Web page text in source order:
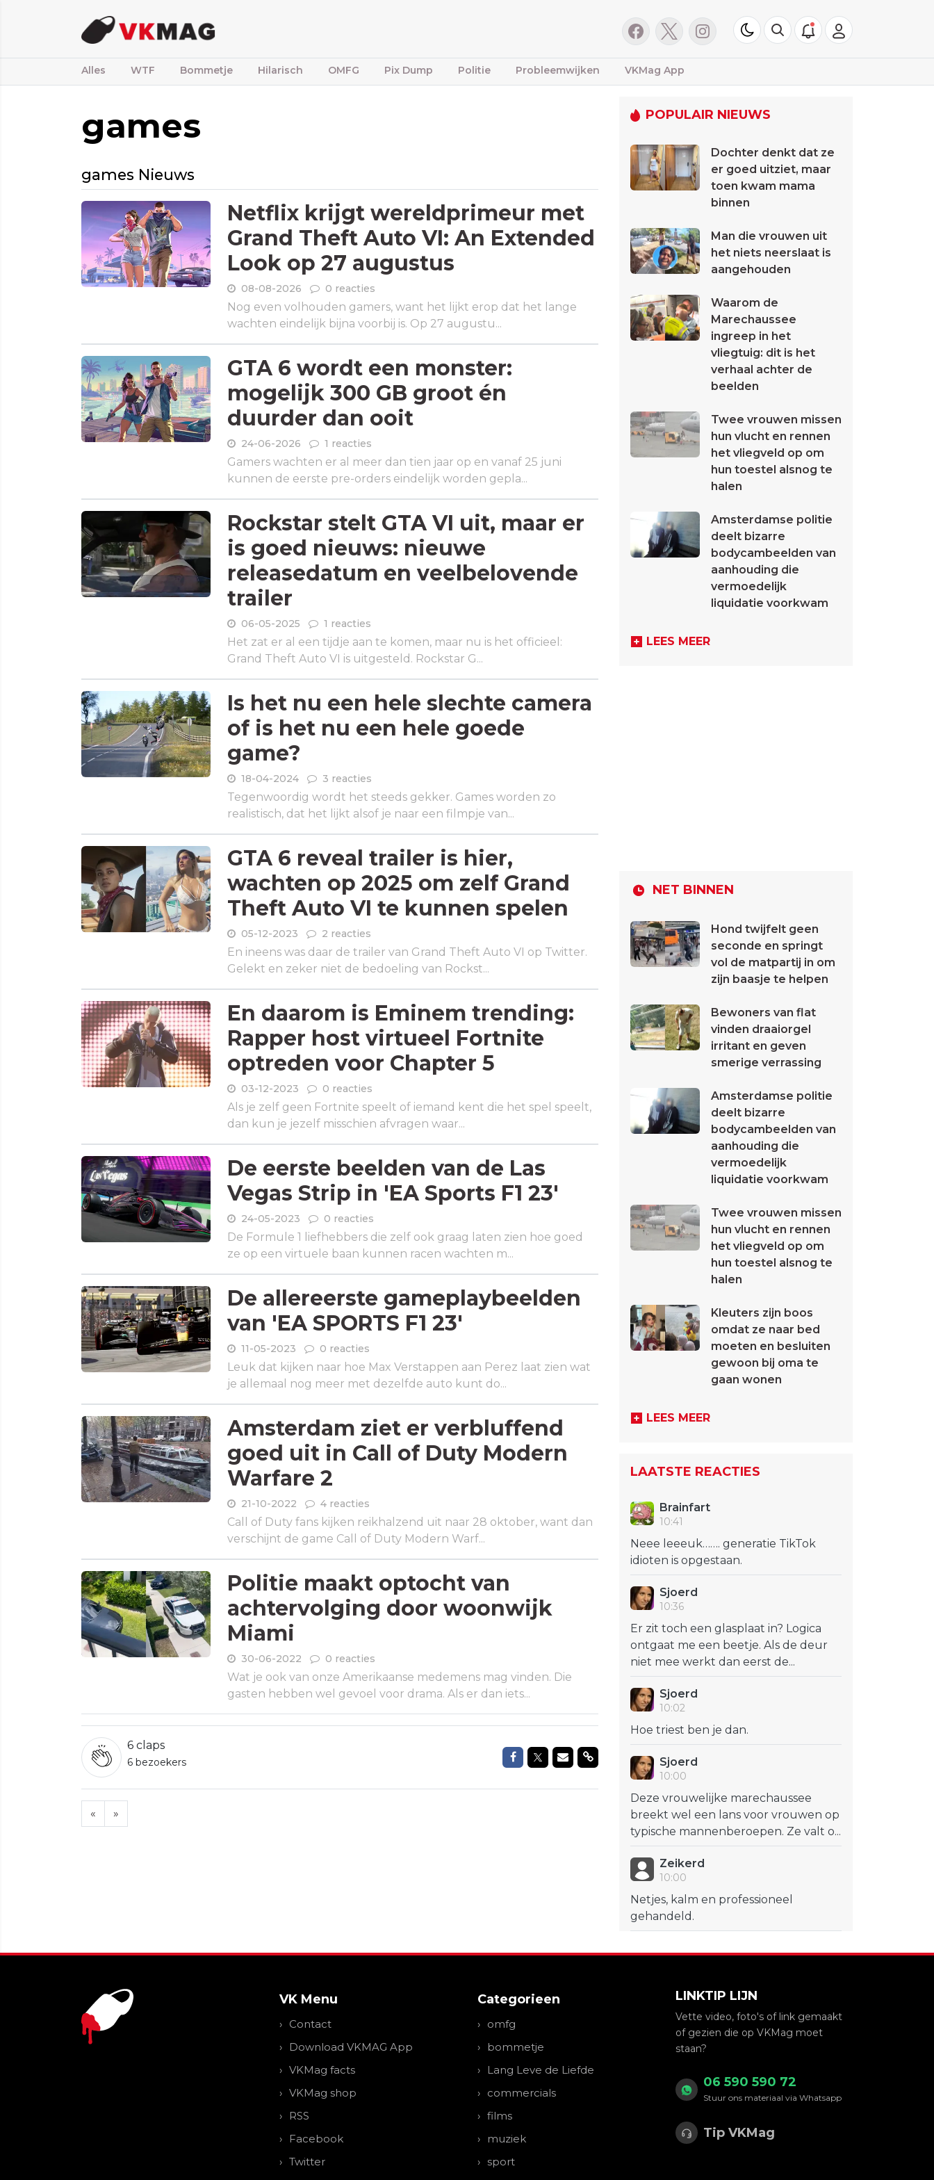
Alles WTF Bommetje Hilarisch OMFG Pix Dump Politie Probleemwijken VKMag App
games
games Nieuws
Netflix krijgt wereldprimeur met
Grand Theft Auto VI: An Extended
Look op 27 augustus
08-08-2026 0 reacties
Nog even volhouden gamers, want het lijkt erop dat het lange
wachten eindelijk bijna voorbij is. Op 27 augustu...
GTA 6 wordt een monster:
mogelijk 300 GB groot én
duurder dan ooit
24-06-2026 1 reacties
Gamers wachten er al meer dan tien jaar op en vanaf 25 juni
kunnen de eerste pre-orders eindelijk worden gepla...
Rockstar stelt GTA VI uit, maar er
is goed nieuws: nieuwe
releasedatum en veelbelovende
trailer
06-05-2025 1 reacties
Het zat er al een tijdje aan te komen, maar nu is het officieel:
Grand Theft Auto VI is uitgesteld. Rockstar G...
Is het nu een hele slechte camera
of is het nu een hele goede
game?
18-04-2024 3 reacties
Tegenwoordig wordt het steeds gekker. Games worden zo
realistisch, dat het lijkt alsof je naar een filmpje van...
GTA 6 reveal trailer is hier,
wachten op 2025 om zelf Grand
Theft Auto VI te kunnen spelen
05-12-2023 2 reacties
En ineens was daar de trailer van Grand Theft Auto VI op Twitter.
Gelekt en zeker niet de bedoeling van Rockst...
En daarom is Eminem trending:
Rapper host virtueel Fortnite
optreden voor Chapter 5
03-12-2023 0 reacties
Als je zelf geen Fortnite speelt of iemand kent die het spel speelt,
dan kun je jezelf misschien afvragen waar...
De eerste beelden van de Las
Vegas Strip in 'EA Sports F1 23'
24-05-2023 0 reacties
De Formule 1 liefhebbers die zelf ook graag laten zien hoe goed
ze op een virtuele baan kunnen racen wachten m...
De allereerste gameplaybeelden
van 'EA SPORTS F1 23'
11-05-2023 0 reacties
Leuk dat kijken naar hoe Max Verstappen aan Perez laat zien wat
je allemaal nog meer met dezelfde auto kunt do...
Amsterdam ziet er verbluffend
goed uit in Call of Duty Modern
Warfare 2
21-10-2022 4 reacties
Call of Duty fans kijken reikhalzend uit naar 28 oktober, want dan
verschijnt de game Call of Duty Modern Warf...
Politie maakt optocht van
achtervolging door woonwijk
Miami
30-06-2022 0 reacties
Wat je ook van onze Amerikaanse medemens mag vinden. Die
gasten hebben wel gevoel voor drama. Als er dan iets...
6 claps
6 bezoekers Delen op Facebook
Delen op Twitter
Delen via Mail
Delen via link
« »
POPULAIR NIEUWS
Dochter denkt dat ze
er goed uitziet, maar
toen kwam mama
binnen
Man die vrouwen uit
het niets neerslaat is
aangehouden
Waarom de
Marechaussee
ingreep in het
vliegtuig: dit is het
verhaal achter de
beelden
Twee vrouwen missen
hun vlucht en rennen
het vliegveld op om
hun toestel alsnog te
halen
Amsterdamse politie
deelt bizarre
bodycambeelden van
aanhouding die
vermoedelijk
liquidatie voorkwam
LEES MEER
NET BINNEN
Hond twijfelt geen
seconde en springt
vol de matpartij in om
zijn baasje te helpen
Bewoners van flat
vinden draaiorgel
irritant en geven
smerige verrassing
Amsterdamse politie
deelt bizarre
bodycambeelden van
aanhouding die
vermoedelijk
liquidatie voorkwam
Twee vrouwen missen
hun vlucht en rennen
het vliegveld op om
hun toestel alsnog te
halen
Kleuters zijn boos
omdat ze naar bed
moeten en besluiten
gewoon bij oma te
gaan wonen
LEES MEER
LAATSTE REACTIES
Brainfart
10:41
Neee leeeuk……. generatie TikTok
idioten is opgestaan.
Sjoerd
10:36
Er zit toch een glasplaat in? Logica
ontgaat me een beetje. Als de deur
niet mee werkt dan eerst de...
Sjoerd
10:02
Hoe triest ben je dan.
Sjoerd
10:00
Deze vrouwelijke marechaussee
breekt wel een lans voor vrouwen op
typische mannenberoepen. Ze valt o...
Zeikerd
10:00
Netjes, kalm en professioneel
gehandeld.
VK Menu
Contact
Download VKMAG App
VKMag facts
VKMag shop
RSS
Facebook
Twitter
Categorieen
omfg
bommetje
Lang Leve de Liefde
commercials
films
muziek
sport
LINKTIP LIJN
Vette video, foto's of link gemaakt
of gezien die op VKMag moet
staan?
06 590 590 72
Stuur ons materiaal via Whatsapp
Tip VKMag